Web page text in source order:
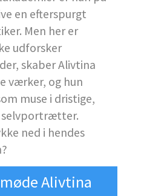
en efterspurgt
Men her er
udforsker
skaber Alivtina
værker, og hun
muse i dristige,
selvportrætter.
ned i hendes
Alivtina